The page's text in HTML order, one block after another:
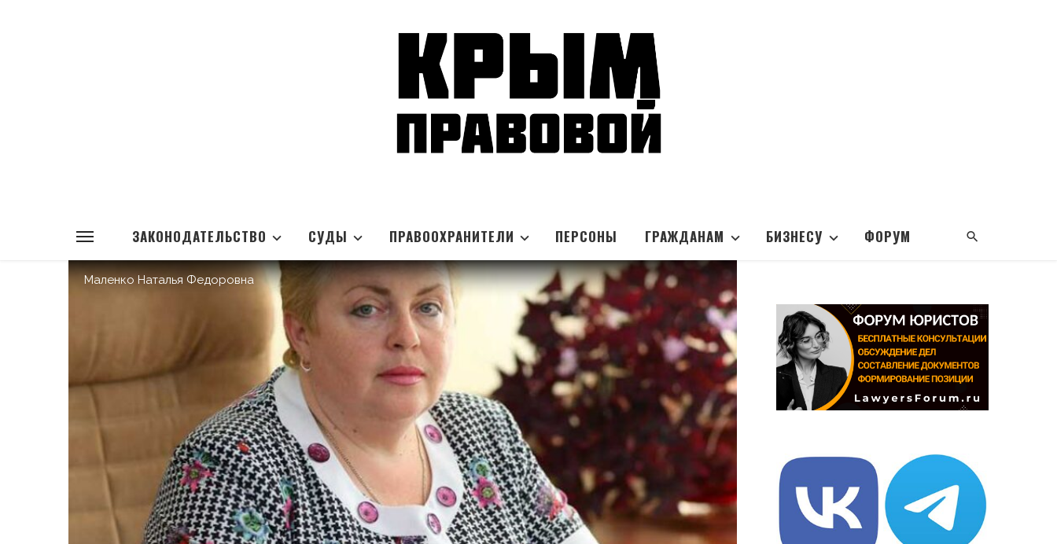
ЗАКОНОДАТЕЛЬСТВО СУДЫ ПРАВООХРАНИТЕЛИ ПЕРСОНЫ ГРАЖДАНАМ БИЗНЕСУ ФОРУМ
Маленко Наталья Федоровна